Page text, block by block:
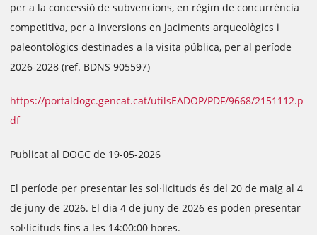
per a la concessió de subvencions, en règim de concurrència
competitiva, per a inversions en jaciments arqueològics i
paleontològics destinades a la visita pública, per al període
2026-2028 (ref. BDNS 905597)
https://portaldogc.gencat.cat/utilsEADOP/PDF/9668/2151112.p
df
Publicat al DOGC de 19-05-2026
El període per presentar les sol·licituds és del 20 de maig al 4
de juny de 2026. El dia 4 de juny de 2026 es poden presentar
sol·licituds fins a les 14:00:00 hores.